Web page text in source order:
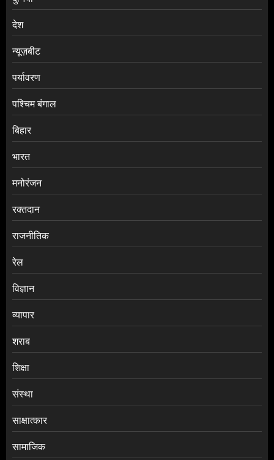
देश
न्यूज़बीट
पर्यावरण
पश्चिम बंगाल
बिहार
भारत
मनोरंजन
रक्तदान
राजनीतिक
रेल
विज्ञान
व्यापार
शराब
शिक्षा
संस्था
साक्षात्कार
सामाजिक